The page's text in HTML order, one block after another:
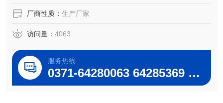
：
厂商性质： 生产厂家
访问量： 4063
服务热线
0371-64280063 64285369 64285222